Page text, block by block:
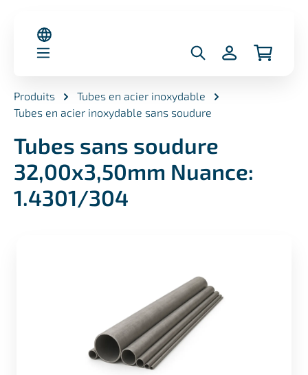
Produits
Tubes en acier inoxydable
Tubes en acier inoxydable sans soudure
Tubes sans soudure
32,00x3,50mm Nuance:
1.4301/304